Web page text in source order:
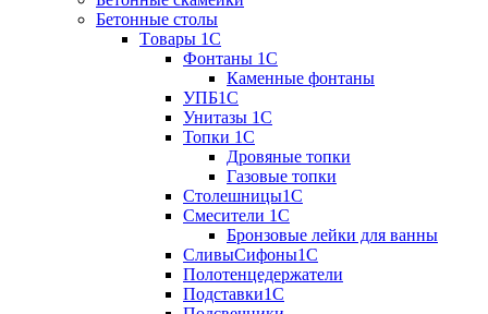
Бетонные столы
Tовары 1C
Фонтаны 1C
Каменные фонтаны
УПБ1С
Унитазы 1С
Топки 1С
Дровяные топки
Газовые топки
Столешницы1С
Смесители 1С
Бронзовые лейки для ванны
СливыСифоны1С
Полотенцедержатели
Подставки1С